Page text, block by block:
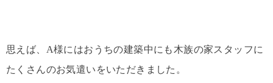
思えば、A様にはおうちの建築中にも木族の家スタッフに
たくさんのお気遣いをいただきました。